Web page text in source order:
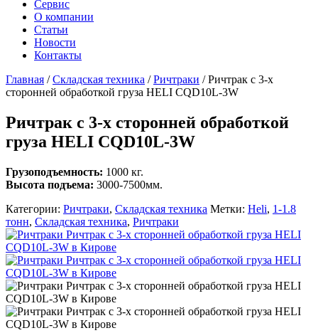
Сервис
О компании
Статьи
Новости
Контакты
Главная /Складская техника /Ричтраки /Ричтрак с 3-х
сторонней обработкой груза HELI CQD10L-3W
Ричтрак с 3-х сторонней обработкой
груза HELI CQD10L-3W
Грузоподъемность: 1000 кг.
Высота подъема: 3000-7500мм.
Категории: Ричтраки, Складская техника Метки: Heli, 1-1.8
тонн, Складская техника, Ричтраки